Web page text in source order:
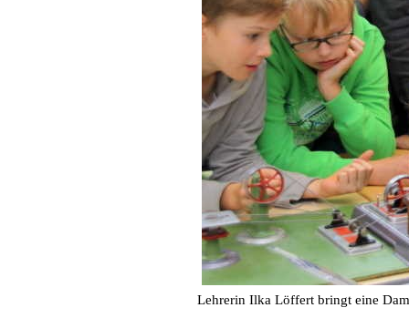
Lehrerin Ilka Löffert bringt eine